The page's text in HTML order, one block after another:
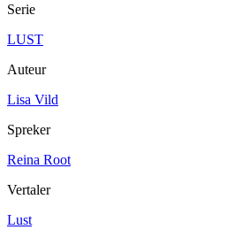
Serie
LUST
Auteur
Lisa Vild
Spreker
Reina Root
Vertaler
Lust